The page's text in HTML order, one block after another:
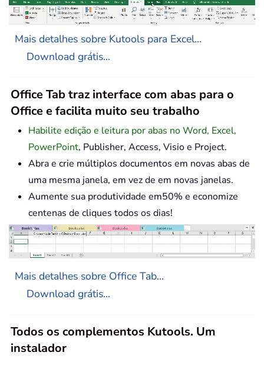
Mais detalhes sobre Kutools para Excel...
Download grátis...
Office Tab traz interface com abas para o
Office e facilita muito seu trabalho
Habilite edição e leitura por abas no Word, Excel,
PowerPoint, Publisher, Access, Visio e Project.
Abra e crie múltiplos documentos em novas abas de
uma mesma janela, em vez de em novas janelas.
Aumente sua produtividade em50% e economize
centenas de cliques todos os dias!
Mais detalhes sobre Office Tab...
Download grátis...
Todos os complementos Kutools. Um
instalador